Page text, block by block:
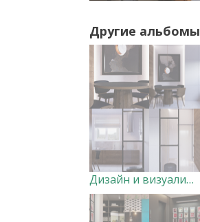
Другие альбомы
Дизайн и визуализация небольшой студии с большими амбициями.